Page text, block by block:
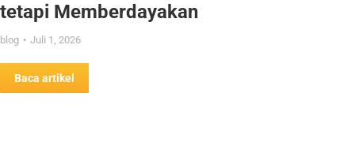
tetapi Memberdayakan
blog Juli 1, 2026
Baca artikel